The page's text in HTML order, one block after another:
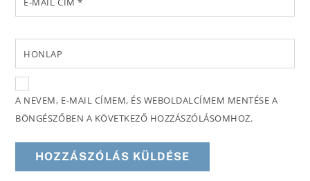
HONLAP
A NEVEM, E-MAIL CÍMEM, ÉS WEBOLDALCÍMEM MENTÉSE A
BÖNGÉSZŐBEN A KÖVETKEZŐ HOZZÁSZÓLÁSOMHOZ.